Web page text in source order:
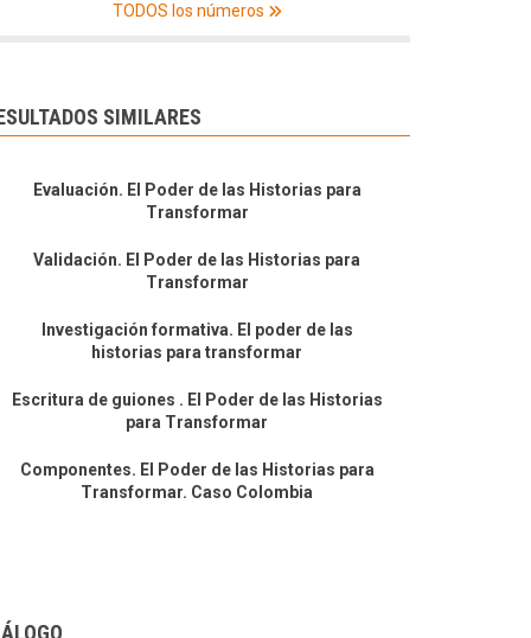
TODOS los números
SIMILARES
Evaluación. El Poder de las Historias para
Transformar
Validación. El Poder de las Historias para
Transformar
Investigación formativa. El poder de las
historias para transformar
Escritura de guiones . El Poder de las Historias
para Transformar
Componentes. El Poder de las Historias para
Transformar. Caso Colombia